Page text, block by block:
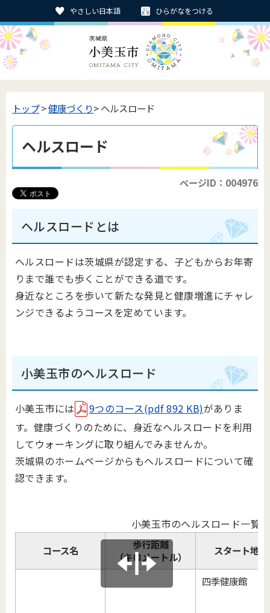
やさしい日本語 ひらがなをつける
トップ>健康づくり> ヘルスロード
ヘルスロード
ページID：004976
ヘルスロードとは
ヘルスロードは茨城県が認定する、子どもからお年寄
りまで誰でも歩くことができる道です。
身近なところを歩いて新たな発見と健康増進にチャレ
ンジできるようコースを定めています。
小美玉市のヘルスロード
小美玉市には 9つのコース(pdf 892 KB)がありま
す。健康づくりのために、身近なヘルスロードを利用
してウォーキングに取り組んでみませんか。
茨城県のホームページからもヘルスロードについて確
認できます。
コース名
歩行距離
（キロメートル）
スタート地点
小美玉市のヘルスロード一覧
四季健康館